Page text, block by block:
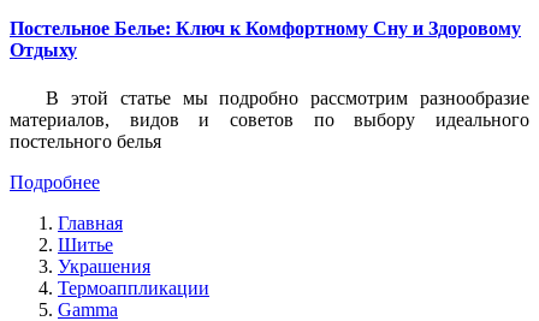
Постельное Белье: Ключ к Комфортному Сну и Здоровому
Отдыху
В этой статье мы подробно рассмотрим разнообразие
материалов, видов и советов по выбору идеального
постельного белья
Подробнее
Главная
Шитье
Украшения
Термоаппликации
Gamma